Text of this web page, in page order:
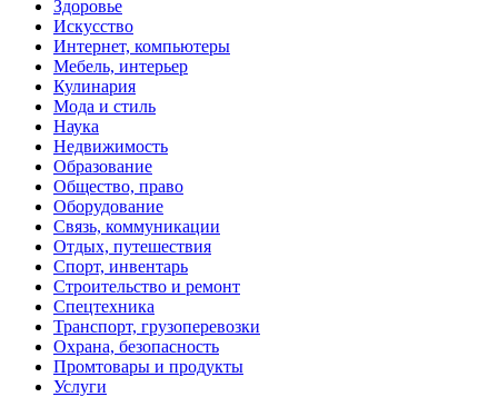
Здоровье
Искусство
Интернет, компьютеры
Мебель, интерьер
Кулинария
Мода и стиль
Наука
Недвижимость
Образование
Общество, право
Оборудование
Связь, коммуникации
Отдых, путешествия
Спорт, инвентарь
Строительство и ремонт
Спецтехника
Транспорт, грузоперевозки
Охрана, безопасность
Промтовары и продукты
Услуги